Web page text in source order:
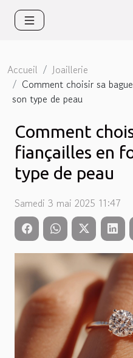
Accueil
Joaillerie
Comment choisir sa
son type de peau
Comment
fiançailles en
type de peau
Samedi 3 mai 2025 11:47